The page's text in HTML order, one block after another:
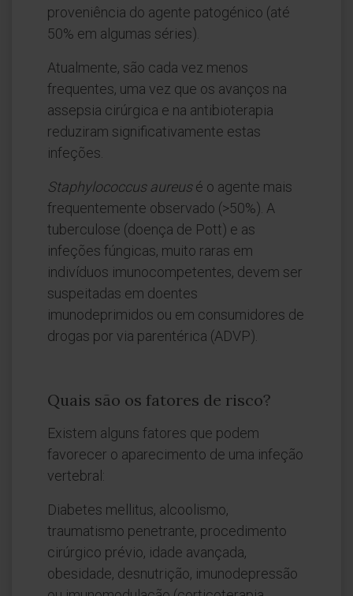
proveniência do agente patogénico (até
50% em algumas séries).
Atualmente, são cada vez menos
frequentes, uma vez que os avanços na
assepsia cirúrgica e na antibioterapia
reduziram significativamente estas
infeções.
Staphylococcus aureusé o agente mais
frequentemente observado (>50%). A
tuberculose (doença de Pott) e as
infeções fúngicas, muito raras em
indivíduos imunocompetentes, devem ser
suspeitadas em doentes
imunodeprimidos ou em consumidores de
drogas por via parentérica (ADVP).
Quais são os fatores de risco?
Existem alguns fatores que podem
favorecer o aparecimento de uma infeção
vertebral:
Diabetes mellitus, alcoolismo,
traumatismo penetrante, procedimento
cirúrgico prévio, idade avançada,
obesidade, desnutrição, imunodepressão